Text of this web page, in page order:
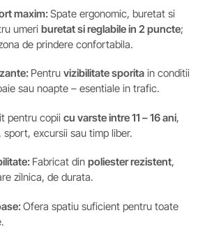
maxim:Spate ergonomic, buretat si
umeri buretat si reglabile in 2 puncte;
de prindere confortabila.
Pentru vizibilitate sporita in conditii
sau noapte – esentiale in trafic.
pentru copii cu varste intre 11 – 16 ani,
excursii sau timp liber.
Fabricat din poliester rezistent,
zilnica, de durata.
Ofera spatiu suficient pentru toate